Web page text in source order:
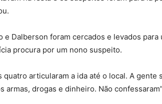
e Dalberson foram cercados e levados para
procura por um nono suspeito.
quatro articularam a ida até o local. A
armas, drogas e dinheiro. Não